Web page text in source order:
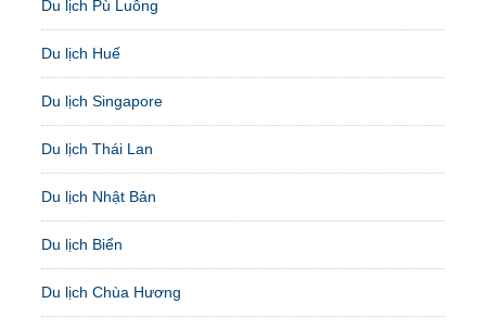
Du lịch Pù Luông
Du lịch Huế
Du lịch Singapore
Du lịch Thái Lan
Du lịch Nhật Bản
Du lịch Biển
Du lịch Chùa Hương